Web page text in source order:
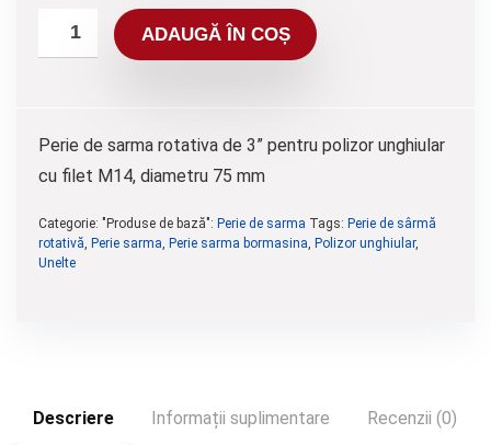
ADAUGĂ ÎN COȘ
Perie de sarma rotativa de 3” pentru polizor unghiular
cu filet M14, diametru 75 mm
Categorie: "Produse de bază": Perie de sarma Tags: Perie de sârmă
rotativă Perie sarma Perie sarma bormasina Polizor unghiular,
Unelte
Descriere Informații suplimentare Recenzii (0)